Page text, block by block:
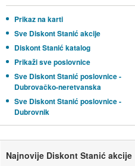
Prikaz na karti
Sve Diskont Stanić akcije
Diskont Stanić katalog
Prikaži sve poslovnice
Sve Diskont Stanić poslovnice -
Dubrovačko-neretvanska
Sve Diskont Stanić poslovnice -
Dubrovnik
Najnovije Diskont Stanić akcije